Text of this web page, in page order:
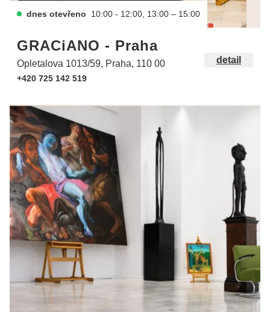
dnes otevřeno 10:00 - 12:00, 13:00 – 15:00
GRACiANO - Praha
Opletalova 1013/59, Praha, 110 00
+420 725 142 519
detail